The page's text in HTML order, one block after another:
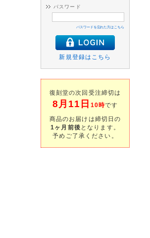
パスワード
パスワードを忘れた方はこちら
新規登録はこちら
復刻堂の次回受注締切は
8月11日 10時です
商品のお届けは締切日の
1ヶ月前後 となります。
予めご了承ください。